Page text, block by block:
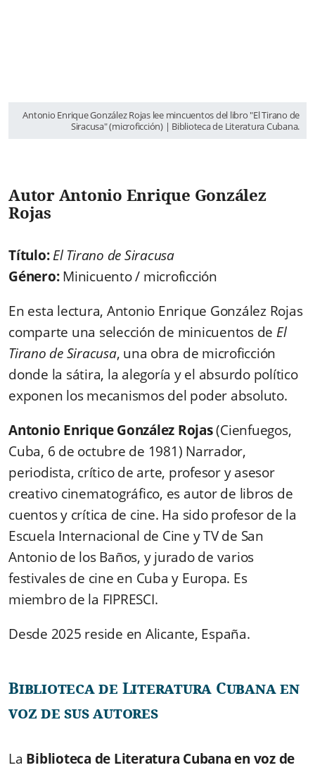
Antonio Enrique González Rojas lee mincuentos del libro "El Tirano de
Siracusa" (microficción) | Biblioteca de Literatura Cubana.
Autor Antonio Enrique González
Rojas
Título: El Tirano de Siracusa
Género:Minicuento / microficción
En esta lectura, Antonio Enrique González Rojas
comparte una selección de minicuentos de El
Tirano de Siracusa, una obra de microficción
donde la sátira, la alegoría y el absurdo político
exponen los mecanismos del poder absoluto.
Antonio Enrique González Rojas(Cienfuegos,
Cuba, 6 de octubre de 1981) Narrador,
periodista, crítico de arte, profesor y asesor
creativo cinematográfico, es autor de libros de
cuentos y crítica de cine. Ha sido profesor de la
Escuela Internacional de Cine y TV de San
Antonio de los Baños, y jurado de varios
festivales de cine en Cuba y Europa. Es
miembro de la FIPRESCI.
Desde 2025 reside en Alicante, España.
Biblioteca de Literatura Cubana en
voz de sus autores
La Biblioteca de Literatura Cubana en voz de